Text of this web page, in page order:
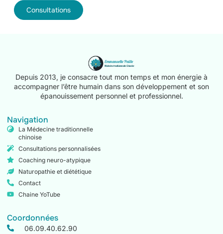
Consultations
Depuis 2013, je consacre tout mon temps et mon énergie à
accompagner l’être humain dans son développement et son
épanouissement personnel et professionnel.
Navigation
La Médecine traditionnelle
chinoise
Consultations personnalisées
Coaching neuro-atypique
Naturopathie et diététique
Contact
Chaine YoTube
Coordonnées
06.09.40.62.90